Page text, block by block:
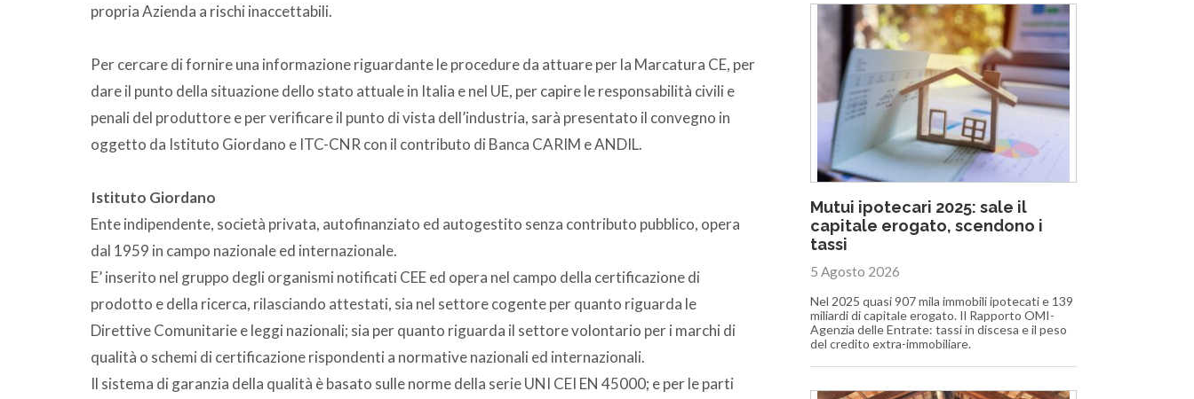
propria Azienda a rischi inaccettabili.
Per cercare di fornire una informazione riguardante le procedure da attuare per la Marcatura CE, per
dare il punto della situazione dello stato attuale in Italia e nel UE, per capire le responsabilità civili e
penali del produttore e per verificare il punto di vista dell’industria, sarà presentato il convegno in
oggetto da Istituto Giordano e ITC-CNR con il contributo di Banca CARIM e ANDIL.
Istituto Giordano
Ente indipendente, società privata, autofinanziato ed autogestito senza contributo pubblico, opera
dal 1959 in campo nazionale ed internazionale.
E’ inserito nel gruppo degli organismi notificati CEE ed opera nel campo della certificazione di
prodotto e della ricerca, rilasciando attestati, sia nel settore cogente per quanto riguarda le
Direttive Comunitarie e leggi nazionali; sia per quanto riguarda il settore volontario per i marchi di
qualità o schemi di certificazione rispondenti a normative nazionali ed internazionali.
Il sistema di garanzia della qualità è basato sulle norme della serie UNI CEI EN 45000; e per le parti
Mutui ipotecari 2025: sale il
capitale erogato, scendono i
tassi
5 Agosto 2026
Nel 2025 quasi 907 mila immobili ipotecati e 139
miliardi di capitale erogato. Il Rapporto OMI-
Agenzia delle Entrate: tassi in discesa e il peso
del credito extra-immobiliare.